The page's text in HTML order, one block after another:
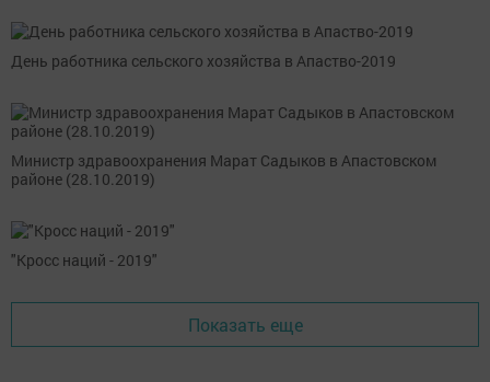
День работника сельского хозяйства в Апаство-2019
Министр здравоохранения Марат Садыков в Апастовском
районе (28.10.2019)
"Кросс наций - 2019"
Показать еще